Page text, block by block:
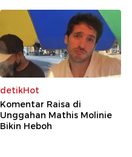
detikHot
Komentar Raisa di
Unggahan Mathis Molinie
Bikin Heboh